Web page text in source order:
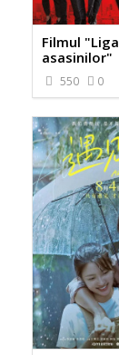
Filmul "Liga
asasinilor"
550 0